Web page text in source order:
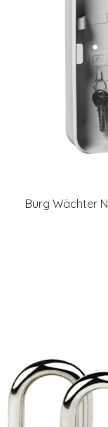
Burg Wächter